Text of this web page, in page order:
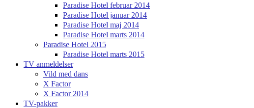
Paradise Hotel februar 2014
Paradise Hotel januar 2014
Paradise Hotel maj 2014
Paradise Hotel marts 2014
Paradise Hotel 2015
Paradise Hotel marts 2015
TV anmeldelser
Vild med dans
X Factor
X Factor 2014
TV-pakker